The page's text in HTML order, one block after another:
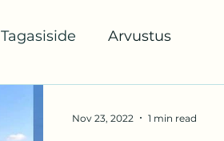
Tagasiside Arvustus
Nov 23, 2022 1 min read